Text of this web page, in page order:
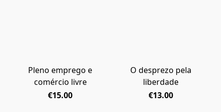
Pleno emprego e
comércio livre
€15.00
O desprezo pela
liberdade
€13.00